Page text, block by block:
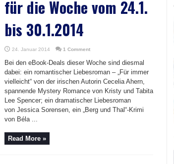
für die Woche vom 24.1.
bis 30.1.2014
24. Januar 2014 1 Comment
Bei den eBook-Deals dieser Woche sind diesmal
dabei: ein romantischer Liebesroman – „Für immer
vielleicht“ von der irischen Autorin Cecelia Ahern,
spannende Mystery Romance von Kristy und Tabita
Lee Spencer; ein dramatischer Liebesroman
von Jessica Sorensen, ein „Berg und Thal“-Krimi
von Béla ...
Read More »